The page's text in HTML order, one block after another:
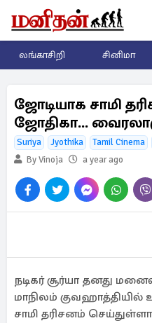
லங்காசிறி சினிமா
ஜோடியாக சாமி
ஜோதிகா...
Suriya Jyothika Tamil Cinema
By Vinoja
a year ago
நடிகர் சூர்யா தனது
மாநிலம்
சாமி தரிசனம்